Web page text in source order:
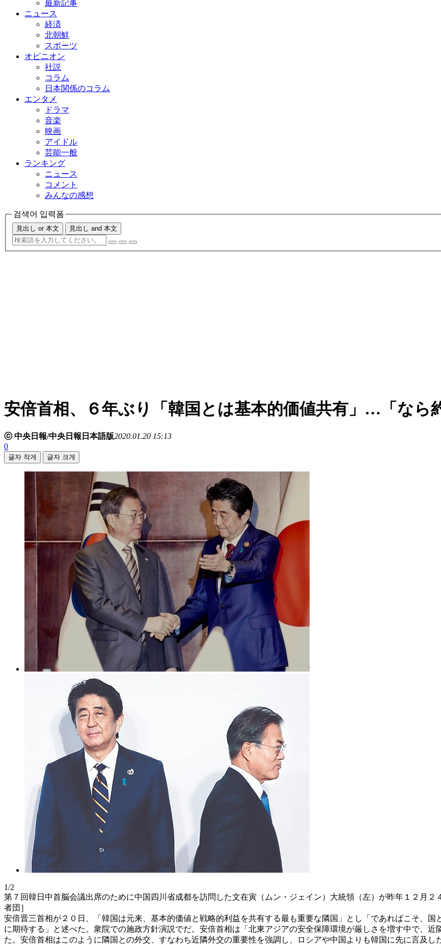
最新記事
ニュース
経済
北朝鮮
スポーツ
オピニオン
社説
コラム
日本関係のコラム
エンタメ
ドラマ
音楽
映画
アイドル
芸能一般
ランキング
ニュース
コメント
みんなの感想
검색어 입력폼
見出し or 本文 見出し and 本文
安倍首相、６年ぶり「韓国とは基本的価値共有」…「なら
ⓒ 中央日報/中央日報日本語版2020.01.20 15:13
0
글자 작게 글자 크게
1/2
第７回韓日中首脳会議出席のために中国四川省成都を訪問した文在寅（ムン・ジェイン）大統領（左）が昨年１２月
者団］
安倍晋三首相が２０日、「韓国は元来、基本的価値と戦略的利益を共有する最も重要な隣国」とし「であればこそ、
に期待する」と述べた。衆院での施政方針演説でだ。安倍首相は「北東アジアの安全保障環境が厳しさを増す中で、
た。安倍首相はこのように隣国との外交、すなわち近隣外交の重要性を強調し、ロシアや中国よりも韓国に先に言及し